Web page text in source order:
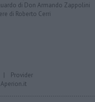
di Don Armando Zappolini
di Roberto Cerri
| Provider
Aperion.it